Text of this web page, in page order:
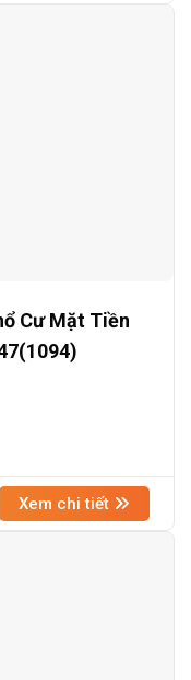
Cư Mặt Tiền
Xem chi tiết